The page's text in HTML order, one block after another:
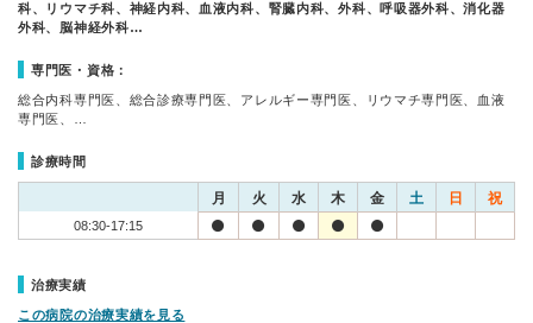
科、リウマチ科、神経内科、血液内科、腎臓内科、外科、呼吸器外科、消化器
外科、脳神経外科…
専門医・資格：
総合内科専門医、総合診療専門医、アレルギー専門医、リウマチ専門医、血液
専門医、…
診療時間
月 火 水 木 金 土 日 祝
08:30-17:15
治療実績
この病院の治療実績を見る